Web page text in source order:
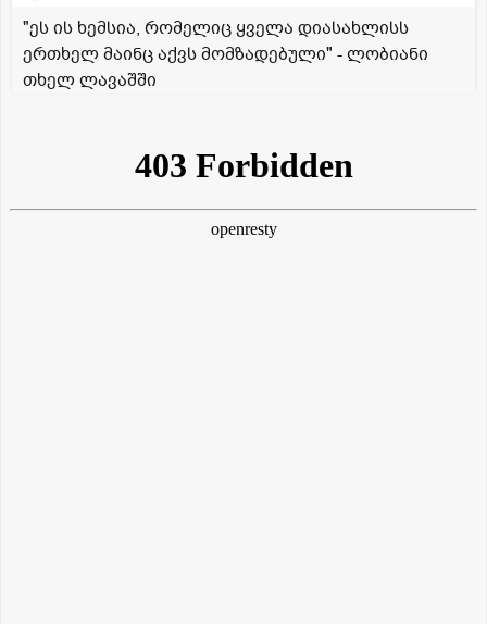
"ეს ის ხემსია, რომელიც ყველა დიასახლისს
ერთხელ მაინც აქვს მომზადებული" - ლობიანი
თხელ ლავაშში